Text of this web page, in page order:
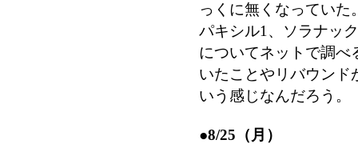
っくに無くなっていた
パキシル1、ソラナッ
についてネットで調べ
いたことやリバウンド
いう感じなんだろう。
●8/25（月）